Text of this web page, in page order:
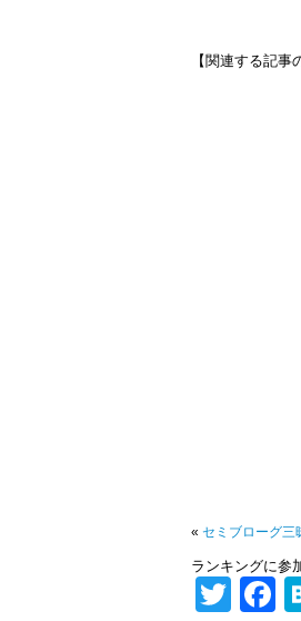
【関連する記事
« セミブローグ三
ランキングに参